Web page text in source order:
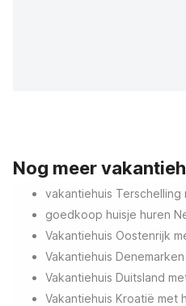
Nog meer
vakantiehuis Terschelling
goedkoop huisje huren
Vakantiehuis Oostenrijk
Vakantiehuis
Vakantiehuis Duitsland
Vakantiehuis Kroatië met